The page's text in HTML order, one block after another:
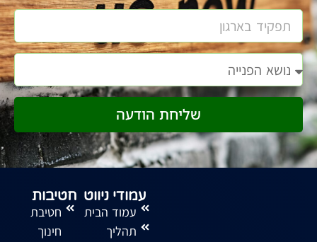
שליחת הודעה
עמודי ניווט
עמוד הבית
תהליך
חטיבות
חטיבת
חינוך